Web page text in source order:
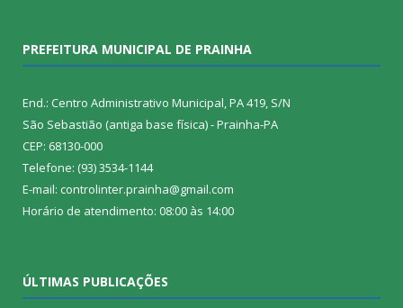
PREFEITURA MUNICIPAL DE PRAINHA
End.: Centro Administrativo Municipal, PA 419, S/N
São Sebastião (antiga base física) - Prainha-PA
CEP: 68130-000
Telefone: (93) 3534-1144
E-mail: controlinter.prainha@gmail.com
Horário de atendimento: 08:00 às 14:00
ÚLTIMAS PUBLICAÇÕES